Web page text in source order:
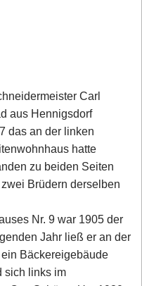
Carl
aus Hennigsdorf
das an der linken
hatte
zu beiden Seiten
Brüdern derselben
Nr. 9 war 1905 der
Jahr ließ er an der
Bäckereigebäude
sich links im